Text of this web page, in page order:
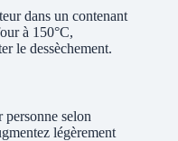
dans un contenant
à 150°C,
le dessèchement.
selon
légèrement